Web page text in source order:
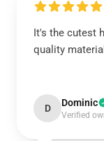
It's the cutest
quality
D Dominic
Verified